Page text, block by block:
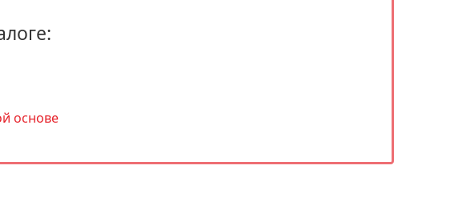
основе